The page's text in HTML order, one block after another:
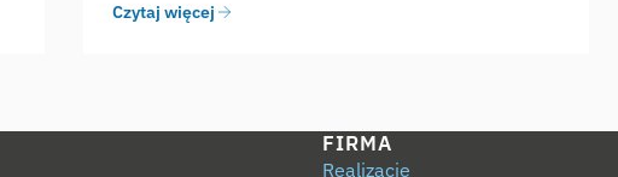
Czytaj więcej
FIRMA
Realizacje